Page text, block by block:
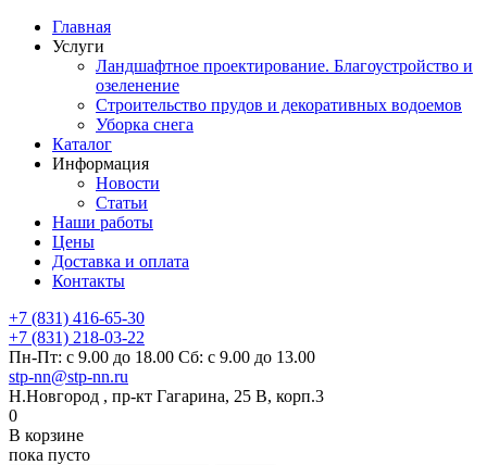
Главная
Услуги
Ландшафтное проектирование. Благоустройство и
озеленение
Строительство прудов и декоративных водоемов
Уборка снега
Каталог
Информация
Новости
Статьи
Наши работы
Цены
Доставка и оплата
Контакты
+7 (831) 416-65-30
+7 (831) 218-03-22
Пн-Пт: с 9.00 до 18.00 Сб: с 9.00 до 13.00
stp-nn@stp-nn.ru
Н.Новгород , пр-кт Гагарина, 25 В, корп.3
0
В корзине
пока пусто